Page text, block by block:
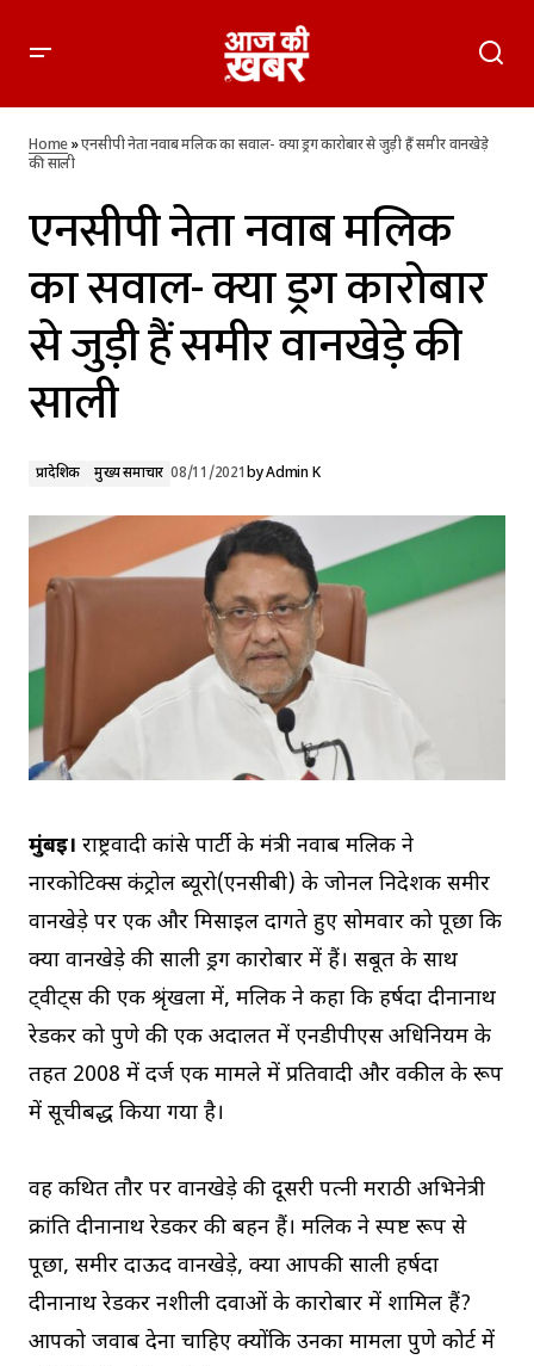
वानखेड़े की साली
Home»एनसीपी नेता नवाब मलिक का सवाल- क्या ड्रग कारोबार से जुड़ी हैं समीर वानखेड़े
की साली
एनसीपी नेता नवाब मलिक
का सवाल- क्या ड्रग कारोबार
से जुड़ी हैं समीर वानखेड़े की
साली
प्रादेशिक मुख्य समाचार 08/11/2021byAdmin K
मुंबई। राष्ट्रवादी कांग्रेस पार्टी के मंत्री नवाब मलिक ने
नारकोटिक्स कंट्रोल ब्यूरो(एनसीबी) के जोनल निदेशक समीर
वानखेड़े पर एक और मिसाइल दागते हुए सोमवार को पूछा कि
क्या वानखेड़े की साली ड्रग कारोबार में हैं। सबूत के साथ
ट्वीट्स की एक श्रृंखला में, मलिक ने कहा कि हर्षदा दीनानाथ
रेडकर को पुणे की एक अदालत में एनडीपीएस अधिनियम के
तहत 2008 में दर्ज एक मामले में प्रतिवादी और वकील के रूप
में सूचीबद्ध किया गया है।
वह कथित तौर पर वानखेड़े की दूसरी पत्नी मराठी अभिनेत्री
क्रांति दीनानाथ रेडकर की बहन हैं। मलिक ने स्पष्ट रूप से
पूछा, समीर दाऊद वानखेड़े, क्या आपकी साली हर्षदा
दीनानाथ रेडकर नशीली दवाओं के कारोबार में शामिल हैं?
आपको जवाब देना चाहिए क्योंकि उनका मामला पुणे कोर्ट में